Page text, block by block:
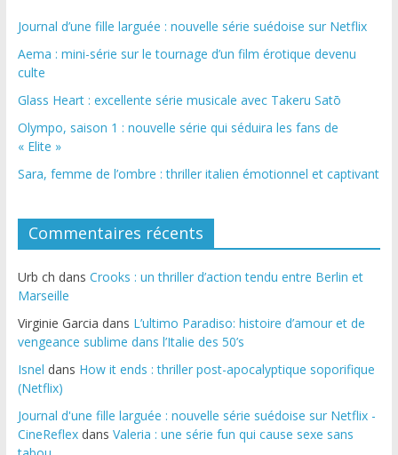
Journal d’une fille larguée : nouvelle série suédoise sur Netflix
Aema : mini-série sur le tournage d’un film érotique devenu
culte
Glass Heart : excellente série musicale avec Takeru Satō
Olympo, saison 1 : nouvelle série qui séduira les fans de
« Elite »
Sara, femme de l’ombre : thriller italien émotionnel et captivant
Commentaires récents
Urb ch dans Crooks : un thriller d’action tendu entre Berlin et
Marseille
Virginie Garcia dans L’ultimo Paradiso: histoire d’amour et de
vengeance sublime dans l’Italie des 50’s
Isnel dans How it ends : thriller post-apocalyptique soporifique
(Netflix)
Journal d'une fille larguée : nouvelle série suédoise sur Netflix -
CineReflexdans Valeria : une série fun qui cause sexe sans